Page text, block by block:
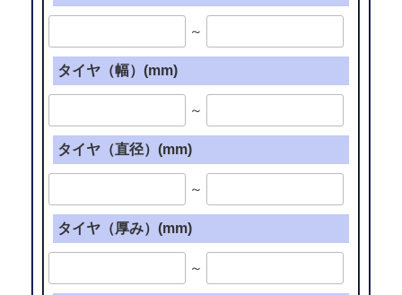
～
タイヤ（幅）(mm)
～
タイヤ（直径）(mm)
～
タイヤ（厚み）(mm)
～